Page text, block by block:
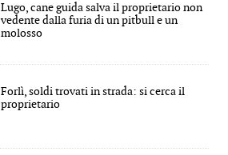
Lugo, cane guida salva il proprietario non
vedente dalla furia di un pitbull e un
molosso
Forlì, soldi trovati in strada: si cerca il
proprietario